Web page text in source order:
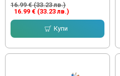
16.99 € (33.23 лв.)
16.99 € (33.23 лв.)
Купи